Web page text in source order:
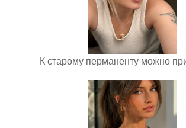
К старому перманенту можно